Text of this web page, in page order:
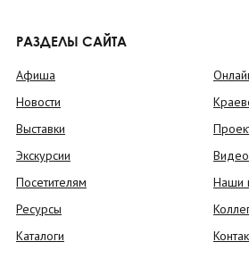
РАЗДЕЛЫ САЙТА
Афиша
Новости
Выставки
Экскурсии
Посетителям
Ресурсы
Каталоги
Видео
Наши